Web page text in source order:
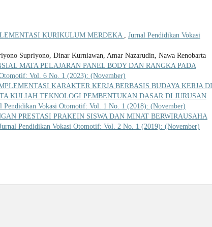
KURIKULUM MERDEKA
Jurnal Pendidikan Vokasi
Supriyono, Dinar Kurniawan, Amar Nazarudin, Nawa Renobarta
MATA PELAJARAN PANEL BODY DAN RANGKA PADA
Vol. 6 No. 1 (2023): (November)
KARAKTER KERJA BERBASIS BUDAYA KERJA DI
KULIAH TEKNOLOGI PEMBENTUKAN DASAR DI JURUSAN
Pendidikan Vokasi Otomotif: Vol. 1 No. 1 (2018): (November)
PRESTASI PRAKEIN SISWA DAN MINAT BERWIRAUSAHA
Pendidikan Vokasi Otomotif: Vol. 2 No. 1 (2019): (November)